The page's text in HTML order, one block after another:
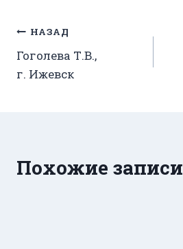
Навигация
по
НАЗАД
Гоголева Т.В.,
г. Ижевск
Похожие записи